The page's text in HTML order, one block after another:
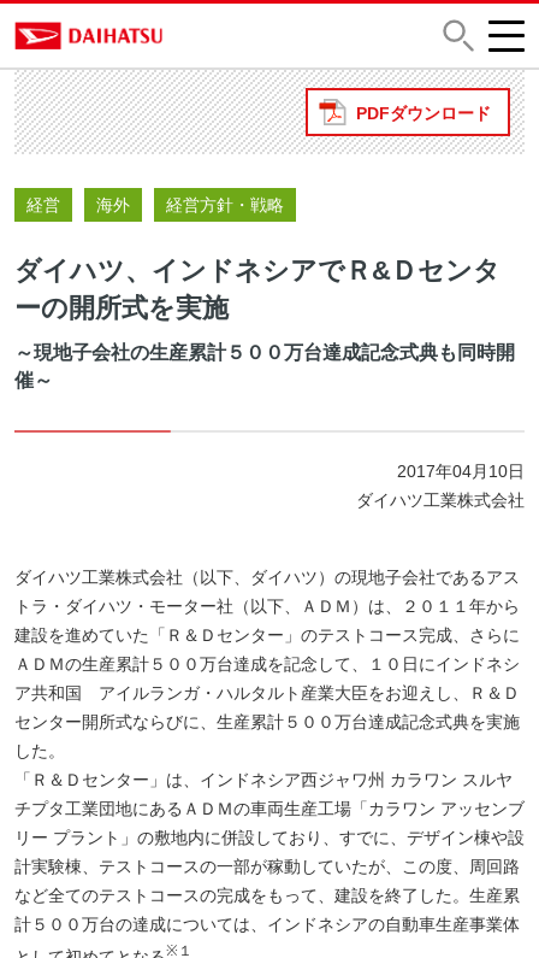
PDFダウンロード
経営 海外 経営方針・戦略
ダイハツ、インドネシアでＲ&Ｄセンタ
ーの開所式を実施
～現地子会社の生産累計５００万台達成記念式典も同時開
催～
2017年04月10日
ダイハツ工業株式会社
ダイハツ工業株式会社（以下、ダイハツ）の現地子会社であるアス
トラ・ダイハツ・モーター社（以下、ＡＤＭ）は、２０１１年から
建設を進めていた「Ｒ＆Ｄセンター」のテストコース完成、さらに
ＡＤＭの生産累計５００万台達成を記念して、１０日にインドネシ
ア共和国 アイルランガ・ハルタルト産業大臣をお迎えし、Ｒ＆Ｄ
センター開所式ならびに、生産累計５００万台達成記念式典を実施
した。
「Ｒ＆Ｄセンター」は、インドネシア西ジャワ州 カラワン スルヤ
チプタ工業団地にあるＡＤＭの車両生産工場「カラワン アッセンブ
リー プラント」の敷地内に併設しており、すでに、デザイン棟や設
計実験棟、テストコースの一部が稼動していたが、この度、周回路
など全てのテストコースの完成をもって、建設を終了した。生産累
計５００万台の達成については、インドネシアの自動車生産事業体
※１